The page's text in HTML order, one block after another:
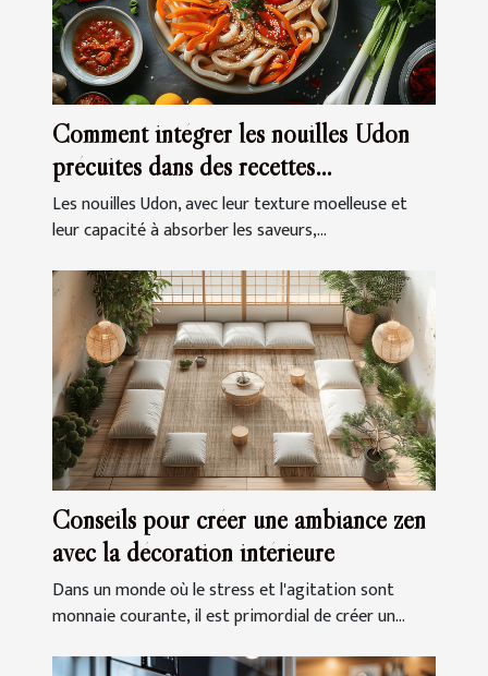
Comment intégrer les nouilles Udon
précuites dans des recettes
quotidiennes
Les nouilles Udon, avec leur texture moelleuse et
leur capacité à absorber les saveurs,...
Conseils pour créer une ambiance zen
avec la décoration intérieure
Dans un monde où le stress et l'agitation sont
monnaie courante, il est primordial de créer un...